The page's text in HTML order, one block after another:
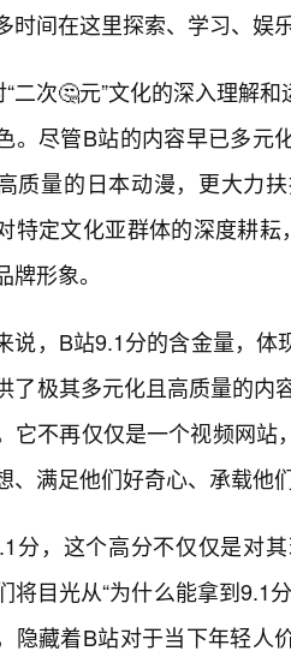
时间在这里探索、学习、娱
“二次🤔元”文化的深入理解
。尽管B站的内容早已多元
质量的日本动漫，更大力
特定文化亚群体的深度耕
牌形象。
说，B站9.1分的含金量，
了极其多元化且高质量的内
它不再仅仅是一个视频网
、满足他们好奇心、承载他
分，这个高分不仅仅是对
将目光从“为什么能拿到9.1
隐藏着B站对于当下年轻人